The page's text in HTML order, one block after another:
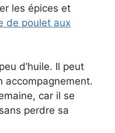
les épices et
de poulet aux
d’huile. Il peut
accompagnement.
car il se
perdre sa